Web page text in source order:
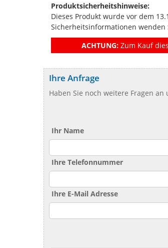
Produktsicherheitshinweise:
Dieses Produkt wurde vor dem
Sicherheitsinformationen
ACHTUNG: Zum Kauf
Ihre Anfrage
Haben Sie noch weitere Fragen
Ihr Name
Ihre Telefonnummer
Ihre E-Mail Adresse